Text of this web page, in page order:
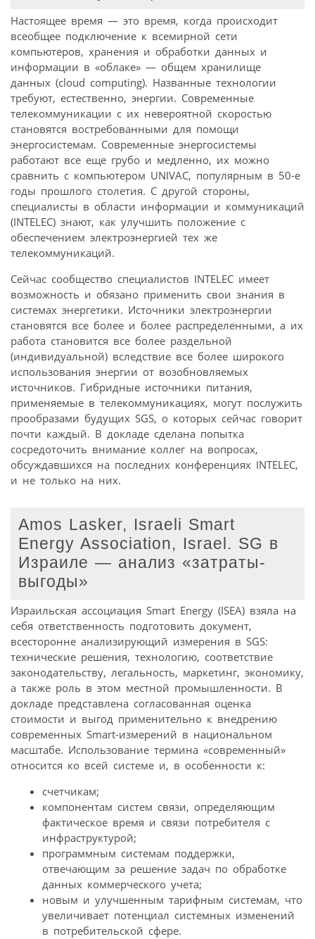
Настоящее время — это время, когда происходит
всеобщее подключение к всемирной сети
компьютеров, хранения и обработки данных и
информации в «облаке» — общем хранилище
данных (cloud computing). Названные технологии
требуют, естественно, энергии. Современные
телекоммуникации с их невероятной скоростью
становятся востребованными для помощи
энергосистемам. Современные энергосистемы
работают все еще грубо и медленно, их можно
сравнить с компьютером UNIVAC, популярным в 50-е
годы прошлого столетия. С другой стороны,
специалисты в области информации и коммуникаций
(INTELEC) знают, как улучшить положение с
обеспечением электроэнергией тех же
телекоммуникаций.
Сейчас сообщество специалистов INTELEC имеет
возможность и обязано применить свои знания в
системах энергетики. Источники электроэнергии
становятся все более и более распределенными, а их
работа становится все более раздельной
(индивидуальной) вследствие все более широкого
использования энергии от возобновляемых
источников. Гибридные источники питания,
применяемые в телекоммуникациях, могут послужить
прообразами будущих SGS, о которых сейчас говорит
почти каждый. В докладе сделана попытка
сосредоточить внимание коллег на вопросах,
обсуждавшихся на последних конференциях INTELEC,
и не только на них.
Amos Lasker, Israeli Smart
Energy Association, Israel. SG в
Израиле — анализ «затраты-
выгоды»
Израильская ассоциация Smart Energy (ISEA) взяла на
себя ответственность подготовить документ,
всесторонне анализирующий измерения в SGS:
технические решения, технологию, соответствие
законодательству, легальность, маркетинг, экономику,
а также роль в этом местной промышленности. В
докладе представлена согласованная оценка
стоимости и выгод применительно к внедрению
современных Smart-измерений в национальном
масштабе. Использование термина «современный»
относится ко всей системе и, в особенности к:
счетчикам;
компонентам систем связи, определяющим
фактическое время и связи потребителя с
инфраструктурой;
программным системам поддержки,
отвечающим за решение задач по обработке
данных коммерческого учета;
новым и улучшенным тарифным системам, что
увеличивает потенциал системных изменений
в потребительской сфере.